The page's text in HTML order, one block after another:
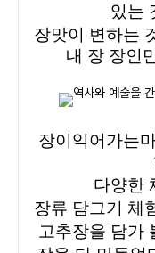
있는
장맛이 변하는
내 장 장인
장이익어가는
다양한
장류 담그기 체
고추장을 담가